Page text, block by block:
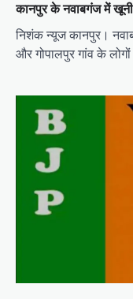
कानपुर के नवाबगंज में खूनी
निशंक न्यूज कानपुर।
और गोपालपुर गांव के